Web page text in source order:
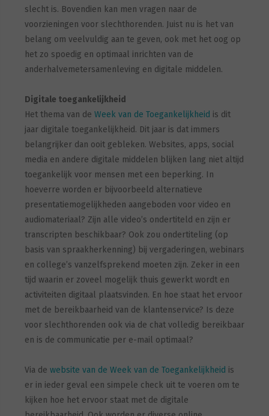
slecht is. Bovendien kan men vragen naar de
voorzieningen voor slechthorenden. Juist nu is het van
belang om veelvuldig aan te geven, ook met het oog op
het zo spoedig en optimaal inrichten van de
anderhalvemetersamenleving en digitale middelen.
Digitale toegankelijkheid
Het thema van de Week van de Toegankelijkheid is dit
jaar digitale toegankelijkheid. Dit jaar is dat immers
belangrijker dan ooit gebleken. Websites, apps, social
media en andere digitale middelen blijken lang niet altijd
toegankelijk voor mensen met een beperking. In
hoeverre worden er bijvoorbeeld alternatieve
presentatiemogelijkheden aangeboden voor video en
audiomateriaal? Zijn alle video’s ondertiteld en zijn er
transcripten beschikbaar? Ook zou ondertiteling (op
basis van spraakherkenning) bij vergaderingen, webinars
en college’s vanzelfsprekend moeten zijn. Zeker in een
tijd waarin er zoveel mogelijk thuis gewerkt wordt en
activiteiten digitaal plaatsvinden. En hoe staat het ervoor
met de bereikbaarheid van de klantenservice? Is deze
voor slechthorenden ook via de chat volledig bereikbaar
en is de communicatie per e-mail optimaal?
Via de website van de Week van de Toegankelijkheid is
er in ieder geval een simpele check uit te voeren om te
kijken hoe het ervoor staat met de digitale